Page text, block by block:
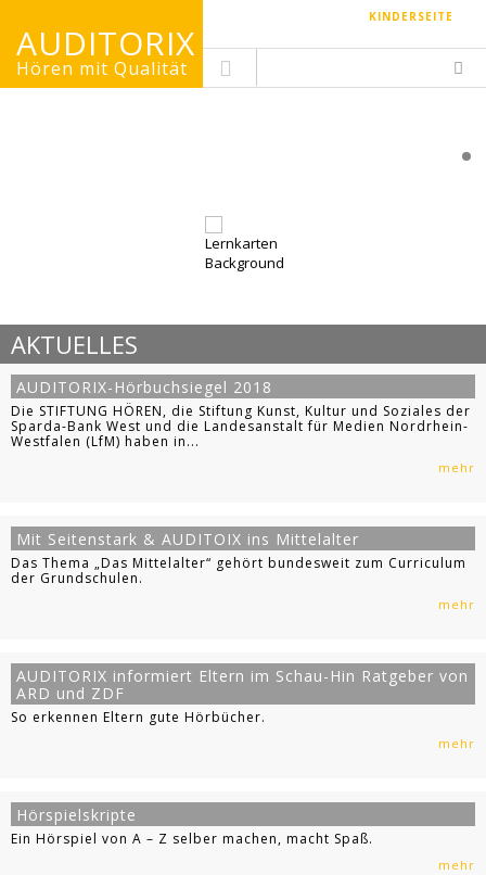
KINDERSEITE
AUDITORIX
Hören mit Qualität
AKTUELLES
AUDITORIX-Hörbuchsiegel 2018
Die STIFTUNG HÖREN, die Stiftung Kunst, Kultur und Soziales der
Sparda-Bank West und die Landesanstalt für Medien Nordrhein-
Westfalen (LfM) haben in...
mehr
Mit Seitenstark & AUDITOIX ins Mittelalter
Das Thema „Das Mittelalter“ gehört bundesweit zum Curriculum
der Grundschulen.
mehr
AUDITORIX informiert Eltern im Schau-Hin Ratgeber von
ARD und ZDF
So erkennen Eltern gute Hörbücher.
mehr
Hörspielskripte
Ein Hörspiel von A – Z selber machen, macht Spaß.
mehr